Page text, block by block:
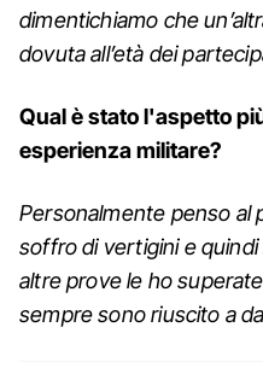
dimentichiamo che
dovuta all’età dei
Qual è stato l'aspetto
esperienza militare?
Personalmente penso al
soffro di vertigini e
altre prove le ho
sempre sono riuscito a